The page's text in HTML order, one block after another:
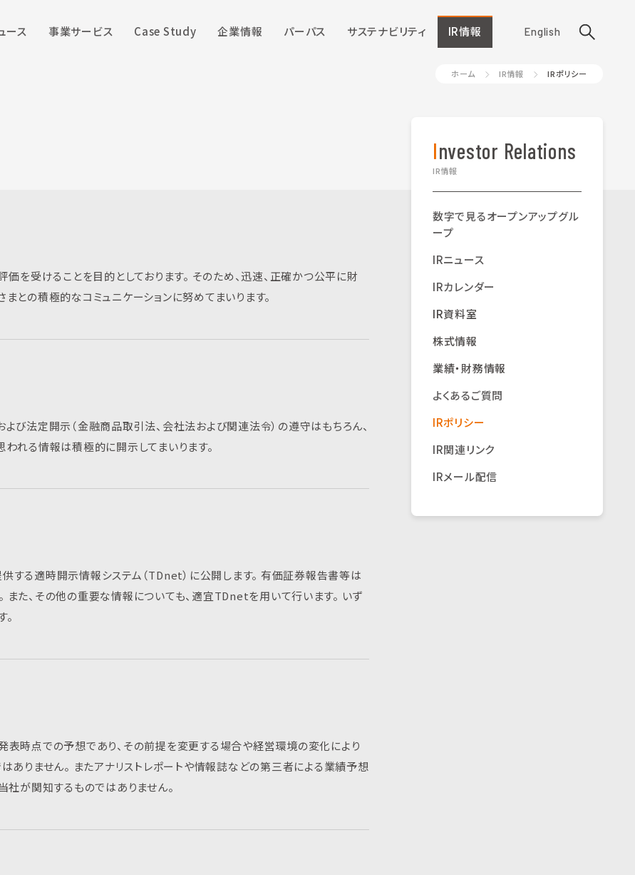
ース 事業サービス Case Study 企業情報 パーパス サステナビリティ IR情報 English
ホーム IR情報 IRポリシー
を受けることを目的としております。 そのため、迅速、正確かつ公平に財
との積極的なコミュニケーションに努めてまいります。
び法定開示（金融商品取引法、会社法および関連法令）の遵守はもちろん、
れる情報は積極的に開示してまいります。
る適時開示情報システム（TDnet）に公開します。 有価証券報告書等は
また、その他の重要な情報についても、適宜TDnetを用いて行います。 いず
時点での予想であり、その前提を変更する場合や経営環境の変化により
ありません。 またアナリストレポートや情報誌などの第三者による業績予想
社が関知するものではありません。
Investor Relations
IR情報
数字で見るオープンアップグル
ープ
IRニュース
IRカレンダー
IR資料室
株式情報
業績・財務情報
よくあるご質問
IRポリシー
IR関連リンク
IRメール配信